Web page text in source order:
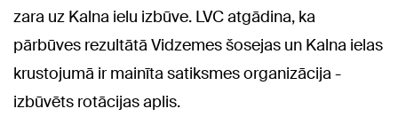
zara uz Kalna ielu izbūve. LVC atgādina, ka
pārbūves rezultātā Vidzemes šosejas un Kalna ielas
krustojumā ir mainīta satiksmes organizācija -
izbūvēts rotācijas aplis.